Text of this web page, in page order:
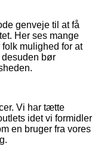
genveje til at få
Her ses mange
mulighed for at
bør
Vi har tætte
idet vi formidler
en bruger fra vores